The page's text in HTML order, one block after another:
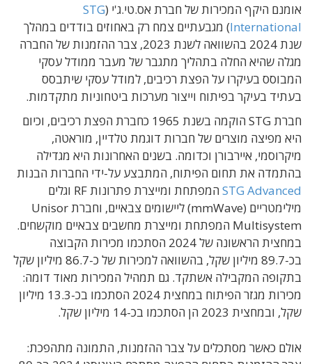
אומנם היקף המכירות של חברת אס.טי.ג'י (STG
International) מגבעתיים צמח רק באחוזים בודדים במהלך
שנת 2024 בהשוואה לשנת 2023, צבר ההזמנות של החברה
מגלה שהיא החלה בתהליך מתגבר של מעבר ממודל עסקי
המבוסס בעיקרו על הפצת רכיבים, למודל עסקי שיתבסס
בעתיד בעיקר בפיתוח וייצור מערכות ביטחוניות מתקדמות.
חברת STG הוקמה בשנת 1965 כחברת הפצת רכיבים, וכיום
היא מפיצה מוצרים של חברות דוגמת טלדיין, מוראטה,
מיקרוסמי, איירבורן וכדומה. בשנים האחרונות היא מגדילה
בהתמדה את תחום הפיתוח, המתבצע על-ידי החברות הבנות
STG Advanced
המפתחת ומייצרת פתרונות RF וגלים
מילימטריים (mmWave) ליישומים צבאיים, וחברת Unisor
Multisystem המפתחת ומייצרת מחשבים צבאיים מוקשחים.
במחצית הראשונה של 2024 הסתכמו מכירות הקבוצה
בכ-89.7 מיליון שקל, בהשוואה למכירות של כ-86.7 מיליון שקל
בתקופה המקבילה אשתקד. גם תמהיל המכירות מאוד דומה:
מכירות מגזר הפיתוח במחצית 2024 הסתכמו בכ-13.3 מיליון
שקל, ובמחצית 2023 הן הסתכמו בכ-14 מיליון שקל.
אולם כאשר מסתכלים על צבר ההזמנות, התמונה מתהפכת: